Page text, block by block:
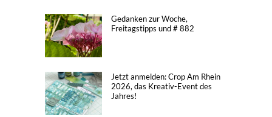
Gedanken zur Woche,
Freitagstipps und # 882
Jetzt anmelden: Crop Am Rhein
2026, das Kreativ-Event des
Jahres!